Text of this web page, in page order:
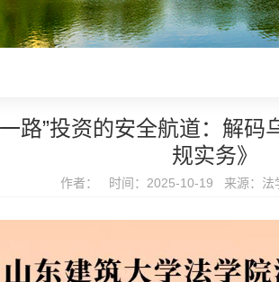
路”投资的安全航道：解
规实务》
作者： 时间：2025-10-19 来源：